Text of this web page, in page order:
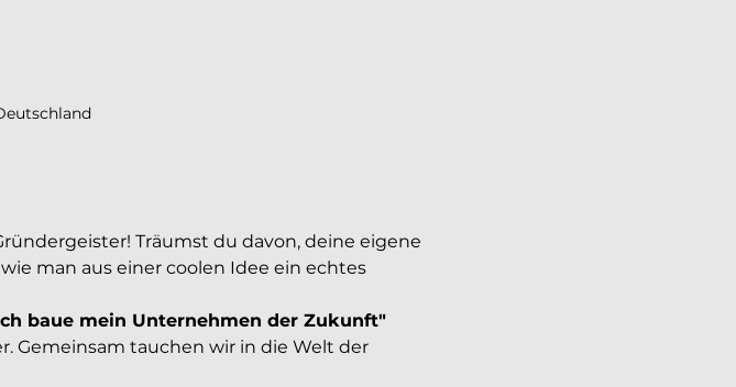
Träumst du davon, deine eigene
man aus einer coolen Idee ein echtes
baue mein Unternehmen der Zukunft"
Gemeinsam tauchen wir in die Welt der